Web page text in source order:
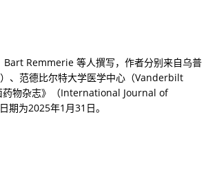
Remmerie 等人撰写，作者分别来自乌普
、范德比尔特大学医学中心（Vanderbilt
物杂志》（International Journal of
为2025年1月31日。